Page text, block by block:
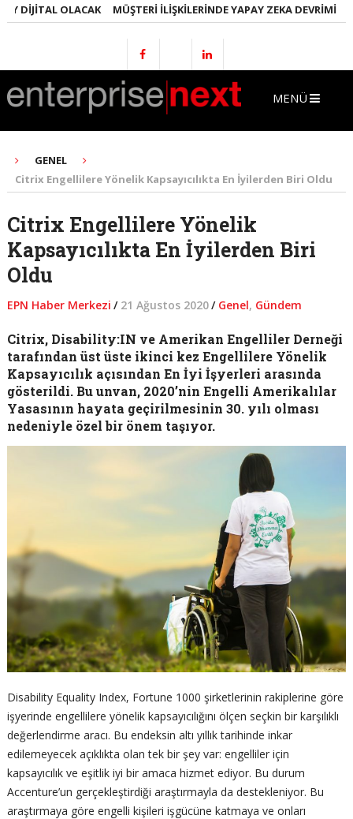
DIJITAL OLACAK MÜŞTERI İLIŞKILERINDE YAPAY ZEKA DEVRIMI
MENÜ
GENEL
Citrix Engellilere Yönelik Kapsayıcılıkta En İyilerden Biri Oldu
Citrix Engellilere Yönelik
Kapsayıcılıkta En İyilerden Biri
Oldu
EPN Haber Merkezi / 21 Ağustos 2020/ Genel, Gündem
Citrix, Disability:IN ve Amerikan Engelliler Derneği
tarafından üst üste ikinci kez Engellilere Yönelik
Kapsayıcılık açısından En İyi İşyerleri arasında
gösterildi. Bu unvan, 2020’nin Engelli Amerikalılar
Yasasının hayata geçirilmesinin 30. yılı olması
nedeniyle özel bir önem taşıyor.
Disability Equality Index, Fortune 1000 şirketlerinin rakiplerine göre
işyerinde engellilere yönelik kapsayıcılığını ölçen seçkin bir karşılıklı
değerlendirme aracı. Bu endeksin altı yıllık tarihinde inkar
edilemeyecek açıklıkta olan tek bir şey var: engelliler için
kapsayıcılık ve eşitlik iyi bir amaca hizmet ediyor. Bu durum
Accenture’un gerçekleştirdiği araştırmayla da destekleniyor. Bu
araştırmaya göre engelli kişileri işgücüne katmaya ve onları